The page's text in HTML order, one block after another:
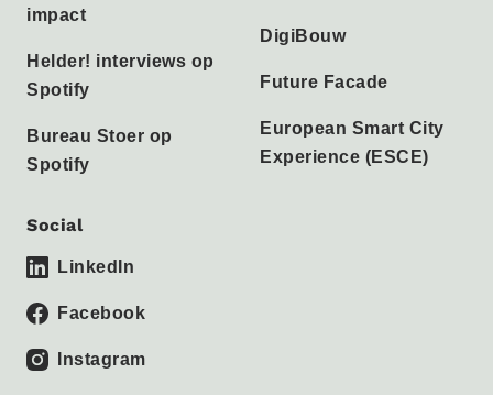
impact
Helder! interviews op
Spotify
Bureau Stoer op
Spotify
DigiBouw
Future Facade
European Smart City
Experience (ESCE)
Social
LinkedIn
Facebook
Instagram